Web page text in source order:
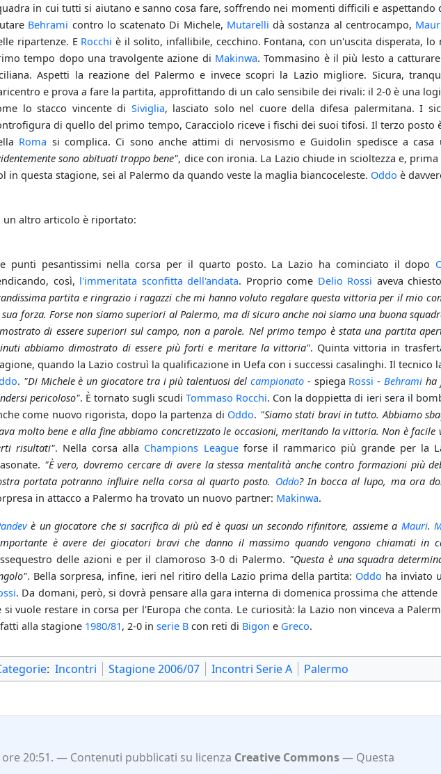
in cui tutti si aiutano e sanno cosa fare, soffrendo nei momenti difficili e aspettando
Behrami contro lo scatenato Di Michele, Mutarelli dà sostanza al centrocampo,
ripartenze. E Rocchi è il solito, infallibile, cecchino. Fontana, con un'uscita disperata,
tempo dopo una travolgente azione di Makinwa. Tommasino è il più lesto a
Aspetti la reazione del Palermo e invece scopri la Lazio migliore. Sicura,
e prova a fare la partita, approfittando di un calo sensibile dei rivali: il 2-0 è una
lo stacco vincente di Siviglia, lasciato solo nel cuore della difesa palermitana. I
di quello del primo tempo, Caracciolo riceve i fischi dei suoi tifosi. Il terzo posto
Roma si complica. Ci sono anche attimi di nervosismo e Guidolin spedisce a
sono abituati troppo bene", dice con ironia. La Lazio chiude in scioltezza e,
in questa stagione, sei al Palermo da quando veste la maglia biancoceleste. Oddo è
un altro articolo è riportato:
punti pesantissimi nella corsa per il quarto posto. La Lazio ha cominciato il dopo
così, l'immeritata sconfitta dell'andata. Proprio come Delio Rossi aveva
partita e ringrazio i ragazzi che mi hanno voluto regalare questa vittoria per il mio
forza. Forse non siamo superiori al Palermo, ma di sicuro anche noi siamo una buona
di essere superiori sul campo, non a parole. Nel primo tempo è stata una partita
abbiamo dimostrato di essere più forti e meritare la vittoria". Quinta vittoria in
quando la Lazio costruì la qualificazione in Uefa con i successi casalinghi. Il tecnico
. "Di Michele è un giocatore tra i più talentuosi del campionato- spiega Rossi - Behramiha
pericoloso". È tornato sugli scudiTommaso Rocchi. Con la doppietta di ieri sera il
come nuovo rigorista, dopo la partenza di Oddo. "Siamo stati bravi in tutto. Abbiamo
molto bene e alla fine abbiamo concretizzato le occasioni, meritando la vittoria. Non è facile
risultati". Nella corsa alla Champions Leagueforse il rammarico più grande per la
"È vero, dovremo cercare di avere la stessa mentalità anche contro formazioni più
portata potranno influire nella corsa al quarto posto. Oddo? In bocca al lupo, ma ora
in attacco a Palermo ha trovato un nuovo partner: Makinwa.
è un giocatore che si sacrifica di più ed è quasi un secondo rifinitore, assieme a Mauri.
è avere dei giocatori bravi che danno il massimo quando vengono chiamati in
delle azioni e per il clamoroso 3-0 di Palermo. "Questa è una squadra
. Bella sorpresa, infine, ieri nel ritiro della Lazio prima della partita: Oddo ha inviato
. Da domani, però, si dovrà pensare alla gara interna di domenica prossima che
si vuole restare in corsa per l'Europa che conta. Le curiosità: la Lazio non vinceva a
alla stagione 1980/81, 2-0 in serie B con reti di Bigon e Greco.
: Incontri Stagione 2006/07 Incontri Serie A Palermo
20:51. Contenuti pubblicati su licenza Creative Commons
Questa